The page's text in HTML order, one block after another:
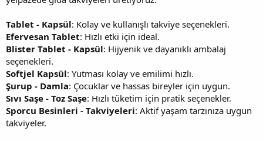
Tablet - Kapsül: Kolay ve kullanışlı takviye seçenekleri.
Efervesan Tablet: Hızlı etki için ideal.
Blister Tablet - Kapsül: Hijyenik ve dayanıklı ambalaj
seçenekleri.
Softjel Kapsül: Yutması kolay ve emilimi hızlı.
Şurup - Damla: Çocuklar ve hassas bireyler için uygun.
Sıvı Saşe - Toz Saşe: Hızlı tüketim için pratik seçenekler.
Sporcu Besinleri - Takviyeleri: Aktif yaşam tarzınıza uygun
takviyeler.